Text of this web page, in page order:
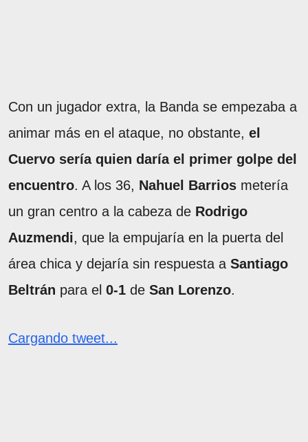
Con un jugador extra, la Banda se empezaba a
animar más en el ataque, no obstante, el
Cuervo sería quien daría el primer golpe del
encuentro. A los 36, Nahuel Barrios metería
un gran centro a la cabeza de Rodrigo
Auzmendi, que la empujaría en la puerta del
área chica y dejaría sin respuesta a Santiago
Beltrán para el 0-1 de San Lorenzo.
Cargando tweet...